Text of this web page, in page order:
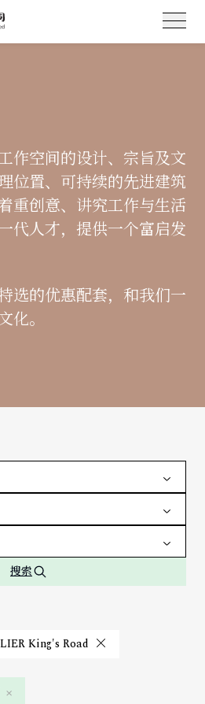
作空间的设计、宗旨及文
位置、可持续的先进建筑
重创意、讲究工作与生活
代人才，提供一个富启发
选的优惠配套，和我们一
化。
搜索
King's Road
×